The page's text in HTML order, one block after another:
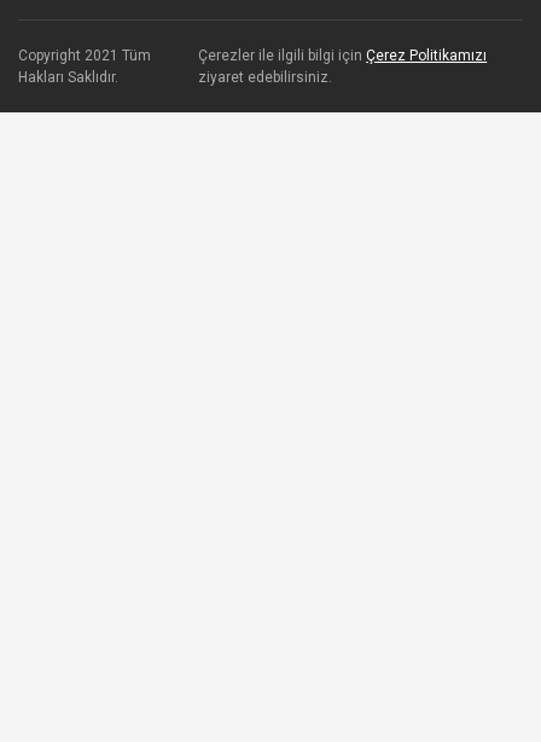
Copyright 2021 Tüm
Hakları Saklıdır.
Çerezler ile ilgili bilgi içinÇerez Politikamızı
ziyaret edebilirsiniz.